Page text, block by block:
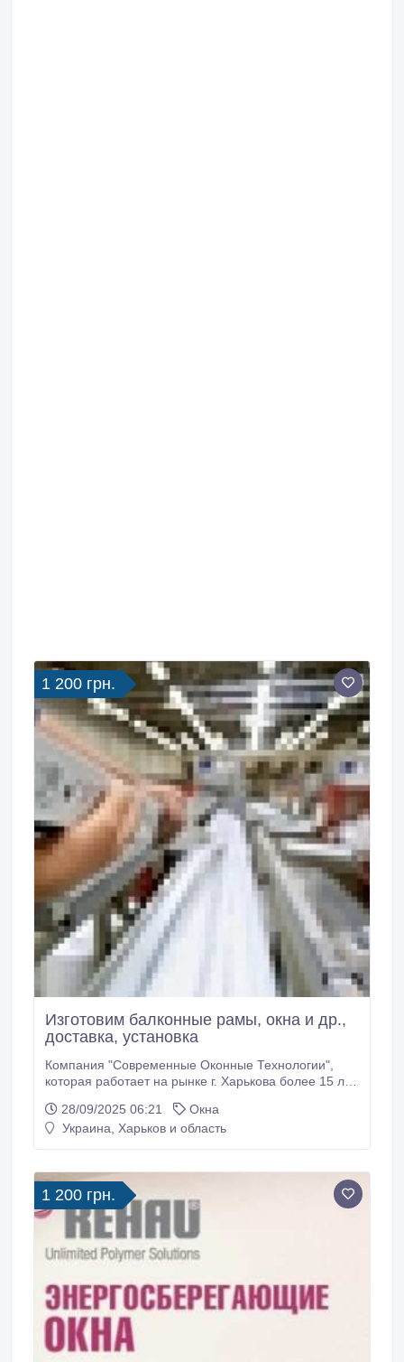
1 200 грн.
Изготовим балконные рамы, окна и др.,
доставка, установка
Компания "Современные Оконные Технологии",
которая работает на рынке г. Харькова более 15 лет,
окна любой сложности, цвета и конфигурации от
производителя. Работаем только с
сложности.
28/09/2025 06:21
Окна
Украина, Харьков и область
1 200 грн.